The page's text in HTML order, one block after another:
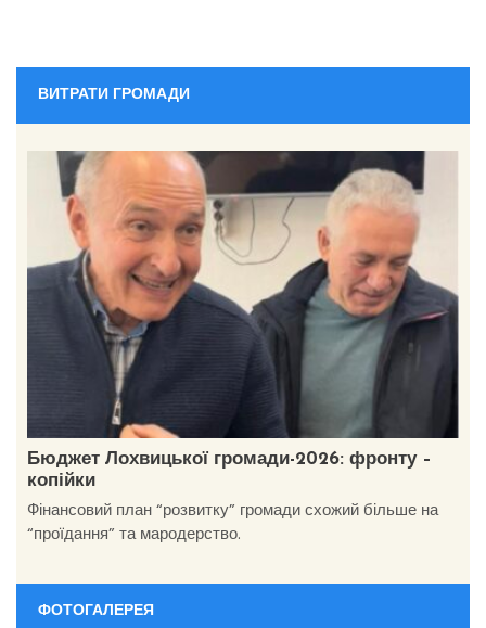
ВИТРАТИ ГРОМАДИ
Бюджет Лохвицької громади-2026: фронту –
копійки
Фінансовий план “розвитку” громади схожий більше на
“проїдання” та мародерство.
ФОТОГАЛЕРЕЯ